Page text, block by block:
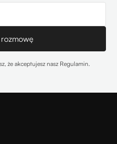
że akceptujesz nasz Regulamin.